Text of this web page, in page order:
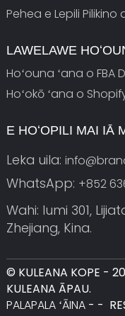
Pehea e Lepili
LAWELAWE
Hoʻouna ʻana o FBA
Hoʻokō ʻana o
E HOʻOPILI MAI IĀ
Leka uila:
WhatsApp: +852
Wahi: lumi 301,
Zhejiang, Kina.
© KULEANA KOPE -
KULEANA ĀPAU.
PALAPALA ʻĀINA- -